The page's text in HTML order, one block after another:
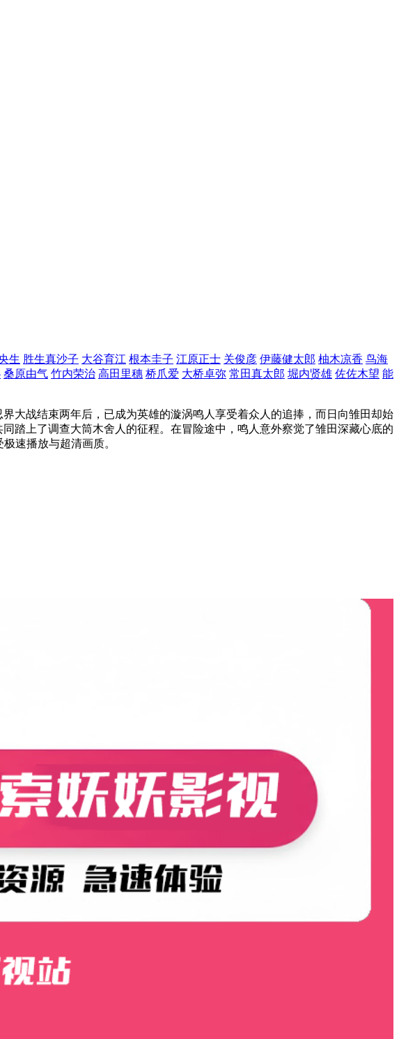
生 胜生真沙子 大谷育江 根本圭子 江原正士 关俊彦 伊藤健太郎 柚木凉香 鸟海
桑原由气 竹内荣治 高田里穗 桥爪爱 大桥卓弥 常田真太郎 堀内贤雄 佐佐木望 能
大战结束两年后，已成为英雄的漩涡鸣人享受着众人的追捧，而日向雏田却始
踏上了调查大筒木舍人的征程。在冒险途中，鸣人意外察觉了雏田深藏心底的
速播放与超清画质。